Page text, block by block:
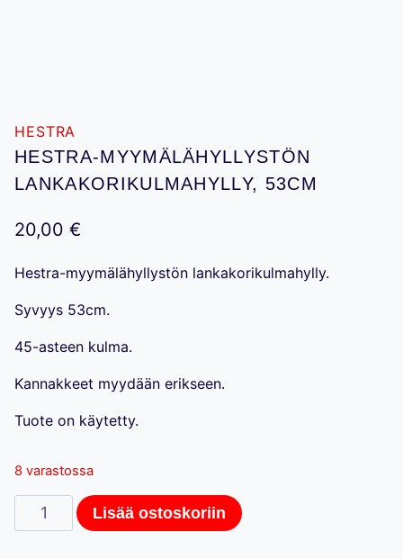
HESTRA
HESTRA-MYYMÄLÄHYLLYSTÖN
LANKAKORIKULMAHYLLY, 53CM
20,00 €
Hestra-myymälähyllystön lankakorikulmahylly.
Syvyys 53cm.
45-asteen kulma.
Kannakkeet myydään erikseen.
Tuote on käytetty.
8 varastossa
Hestra-
myymälähyllystön
Lisää ostoskoriin